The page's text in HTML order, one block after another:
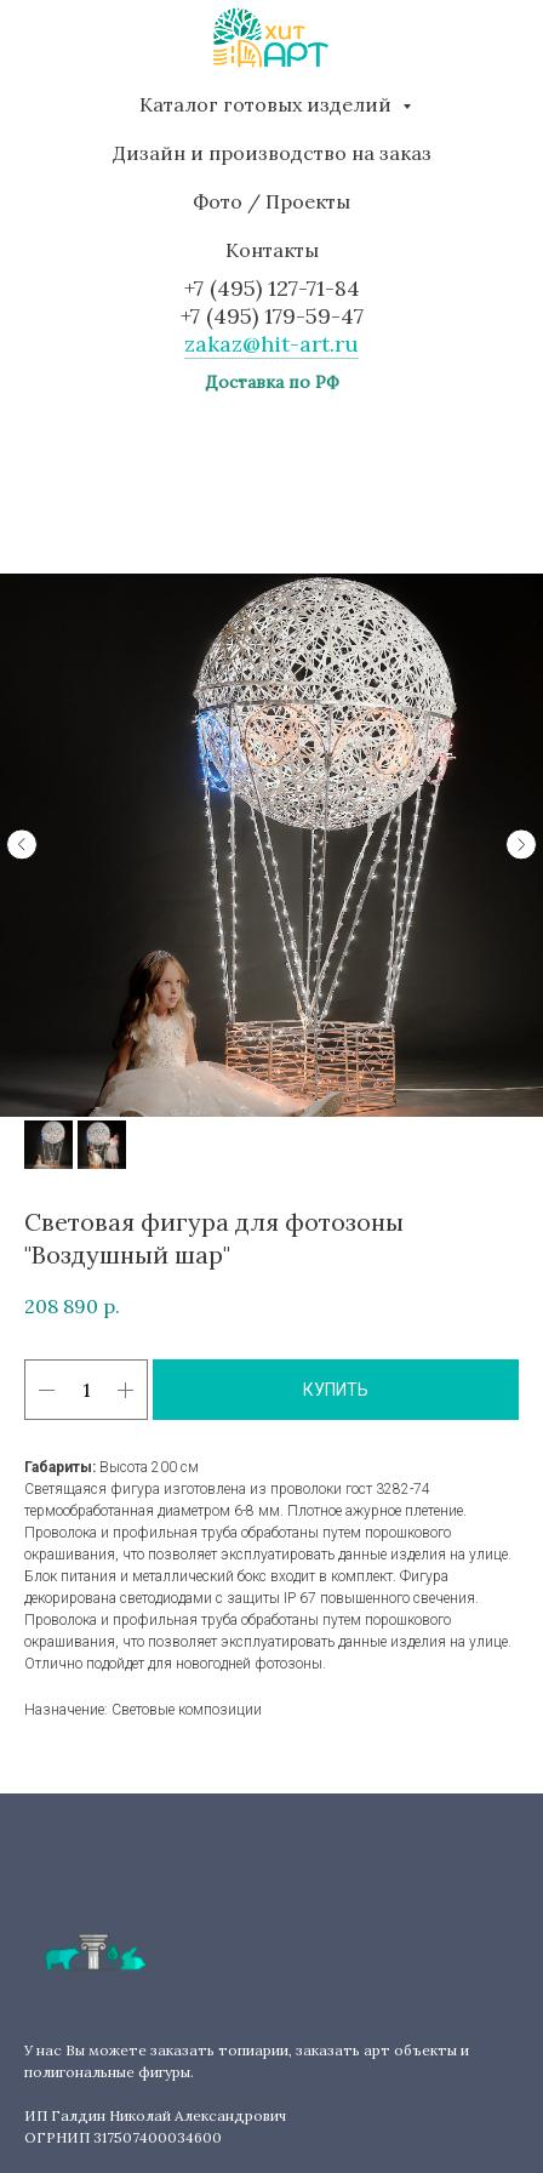
Каталог готовых изделий
Дизайн и производство на заказ
Фото / Проекты
Контакты
+7 (495) 127-71-84
+7 (495) 179-59-47
zakaz@hit-art.ru
Доставка по РФ
Световая фигура для фотозоны
"Воздушный шар"
208 890 р.
КУПИТЬ
Габариты: Высота 200 см
Светящаяся фигура изготовлена из проволоки гост 3282-74
термообработанная диаметром 6-8 мм. Плотное ажурное плетение.
Проволока и профильная труба обработаны путем порошкового
окрашивания, что позволяет эксплуатировать данные изделия на улице.
Блок питания и металлический бокс входит в комплект. Фигура
декорирована светодиодами с защиты IP 67 повышенного свечения.
Проволока и профильная труба обработаны путем порошкового
окрашивания, что позволяет эксплуатировать данные изделия на улице.
Отлично подойдет для новогодней фотозоны.
Назначение: Световые композиции
У нас Вы можете заказать топиарии, заказать арт объекты и
полигональные фигуры.
ИП Галдин Николай Александрович
ОГРНИП 317507400034600